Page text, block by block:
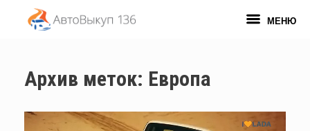
содержанию
МЕНЮ
Архив меток: Европа